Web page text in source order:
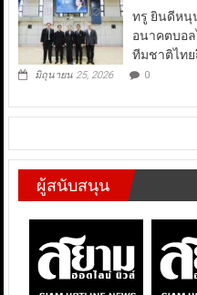
ทรู ยินดีหนุ
อนาคตบอ
ทีมชาติไทย
มิถุนายน 25, 2026 0
ผู้สนับสนุน